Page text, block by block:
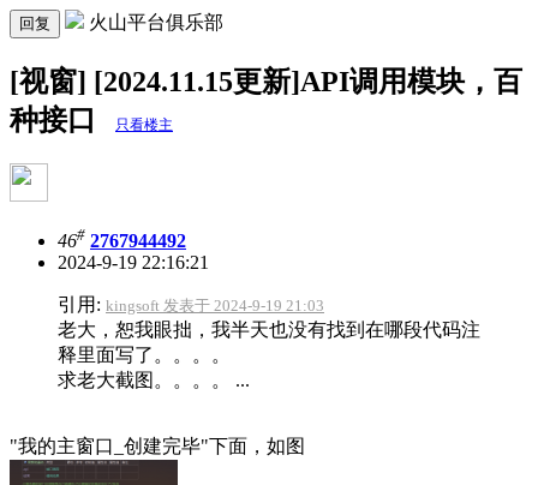
回复 火山平台俱乐部
[视窗] [2024.11.15更新]API调用模块，百
种接口
只看楼主
46# 2767944492
2024-9-19 22:16:21
引用: kingsoft 发表于 2024-9-19 21:03
老大，恕我眼拙，我半天也没有找到在哪段代码注
释里面写了。。。。
求老大截图。。。。 ...
"我的主窗口_创建完毕"下面，如图